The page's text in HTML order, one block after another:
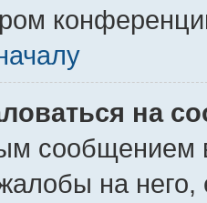
на
сообщением
на